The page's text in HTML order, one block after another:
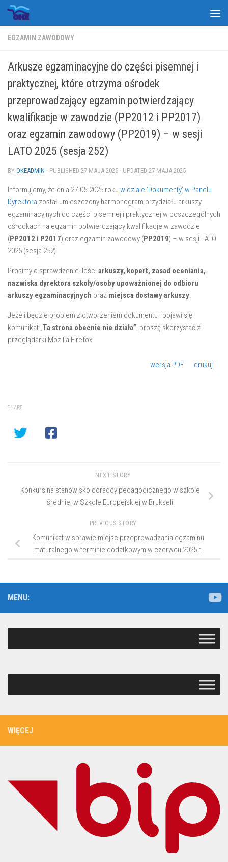
Skip to content
EGZAMIN ZAWODOWY
Arkusze egzaminacyjne do części pisemnej i
praktycznej, które otrzyma ośrodek
przeprowadzający egzamin potwierdzający
kwalifikacje w zawodzie (PP2012 i PP2017)
oraz egzamin zawodowy (PP2019) – w sesji
LATO 2025 (sesja 252)
BY OKEADMIN · PUBLISHED 27 MAJA 2025 · UPDATED 27 MAJA 2025
Informujemy, że dnia 27.05.2025 roku w dziale ‘Dokumenty’ w Panelu
Dyrektora został umieszczony harmonogram przydziału arkuszy
egzaminacyjnych do części pisemnej i praktycznej w poszczególnych
ośrodkach na egzamin potwierdzający kwalifikacje w zawodzie
(PP2012 i P2017) oraz egzamin zawodowy (PP2019) – w sesji LATO
2025 (sesja 252).
Prosimy o sprawdzenie ilości arkuszy, kopert, zasad oceniania,
nazwiska dyrektora szkoły/osoby upoważnionej do odbioru
arkuszy egzaminacyjnych oraz miejsca dostawy arkuszy.
Jeżeli będzie problem z otworzeniem dokumentu i pojawi się
komunikat „Ta strona obecnie nie działa”, proszę skorzystać z
przeglądarki Mozilla Firefox.
wersja PDF drukuj
SHARE
NEXT STORY
Konkurs na stanowisko doradcy pedagogicznego w szkole
średniej w Szkole Europejskiej w Brukseli
PREVIOUS STORY
Komunikat w sprawie miejsc przeprowadzania egzaminu
maturalnego w terminie dodatkowym w czerwcu 2025 r.
MENU:
WIĘCEJ